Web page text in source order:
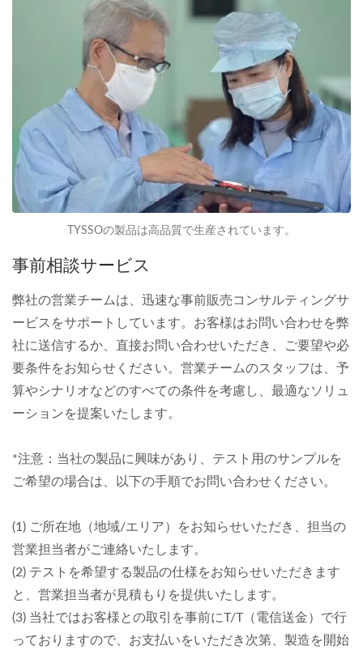
TYSSOの製品は高品質で生産されています。
事前相談サービス
弊社の営業チームは、迅速な事前販売コンサルティングサ
ービスをサポートしています。お客様はお問い合わせを弊
社に送信するか、直接お問い合わせいただき、ご要望や必
要条件をお知らせください。営業チームのスタッフは、予
算やシナリオなどのすべての条件を考慮し、最適なソリュ
ーションを提案いたします。
*注意：当社の製品に興味があり、テスト用のサンプルを
ご希望の場合は、以下の手順でお問い合わせください。
(1) ご所在地（地域/エリア）をお知らせいただき、担当の
営業担当者がご連絡いたします。
(2) テストを希望する製品の仕様をお知らせいただきます
と、営業担当者が見積もりを提供いたします。
(3) 当社ではお客様との取引を事前にT/T（電信送金）で行
っておりますので、お支払いをいただき次第、製造を開始